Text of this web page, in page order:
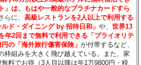
」は、もはや一般的なプラチナカードすら
らに、高級レストランを2人以上で利用する
ド・ダイニング by 招待日和」や、世界13
年2回まで無料で利用できる「プライオリテ
の「海外旅行傷害保険」が付帯するなど、
枠組みを大きく飛び越えている。また、家
料でお得（3人目以降は年1万9800円・税